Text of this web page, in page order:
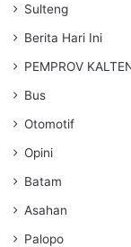
Sulteng
Berita Hari Ini
PEMPROV
Bus
Otomotif
Opini
Batam
Asahan
Palopo